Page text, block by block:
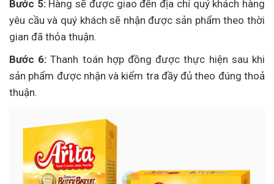
Bước 5: Hàng sẽ được giao đến địa chỉ quý khách hàng
yêu cầu và quý khách sẽ nhận được sản phẩm theo thời
gian đã thỏa thuận.
Bước 6:Thanh toán hợp đồng được thực hiện sau khi
sản phẩm được nhận và kiểm tra đầy đủ theo đúng thoả
thuận.